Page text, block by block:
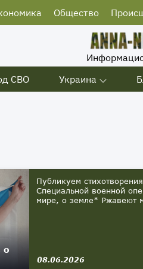
Общество
СВО Украина
о
Публикуем
Специальной военной
мире, о земле* Ржавеют
08.06.2026